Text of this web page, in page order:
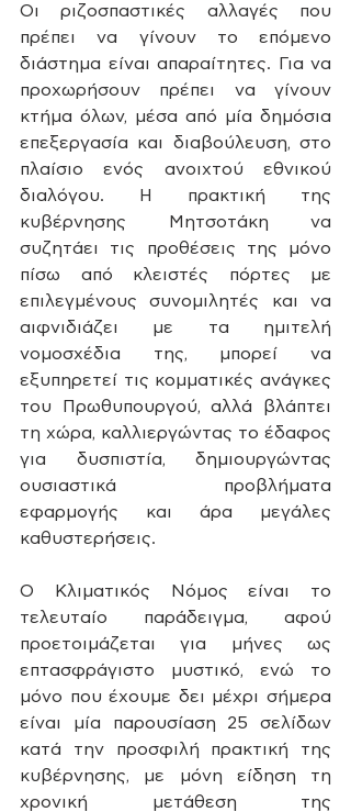
Οι ριζοσπαστικές αλλαγές που
πρέπει να γίνουν το επόμενο
διάστημα είναι απαραίτητες. Για να
προχωρήσουν πρέπει να γίνουν
κτήμα όλων, μέσα από μία δημόσια
επεξεργασία και διαβούλευση, στο
πλαίσιο ενός ανοιχτού εθνικού
διαλόγου. Η πρακτική της
κυβέρνησης Μητσοτάκη να
συζητάει τις προθέσεις της μόνο
πίσω από κλειστές πόρτες με
επιλεγμένους συνομιλητές και να
αιφνιδιάζει με τα ημιτελή
νομοσχέδια της, μπορεί να
εξυπηρετεί τις κομματικές ανάγκες
του Πρωθυπουργού, αλλά βλάπτει
τη χώρα, καλλιεργώντας το έδαφος
για δυσπιστία, δημιουργώντας
ουσιαστικά προβλήματα
εφαρμογής και άρα μεγάλες
καθυστερήσεις.
Ο Κλιματικός Νόμος είναι το
τελευταίο παράδειγμα, αφού
προετοιμάζεται για μήνες ως
επτασφράγιστο μυστικό, ενώ το
μόνο που έχουμε δει μέχρι σήμερα
είναι μία παρουσίαση 25 σελίδων
κατά την προσφιλή πρακτική της
κυβέρνησης, με μόνη είδηση τη
χρονική μετάθεση της